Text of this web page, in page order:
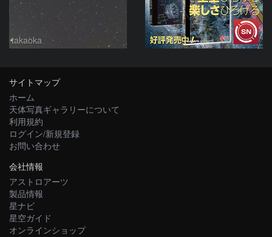
takaoka
サイトマップ
ホーム
天体写真ギャラリーについて
利用規約
ログイン/新規登録
お問い合わせ
会社情報
アストロアーツ
製品情報
星ナビ
星空ガイド
オンラインショップ